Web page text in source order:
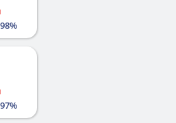
98%
97%